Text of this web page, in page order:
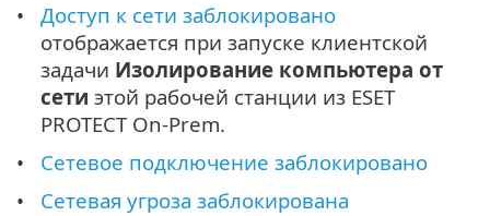
Доступ к сети заблокировано
отображается при запуске клиентской
задачи Изолирование компьютера от
сети этой рабочей станции из ESET
PROTECT On-Prem.
Сетевое подключение заблокировано
Сетевая угроза заблокирована